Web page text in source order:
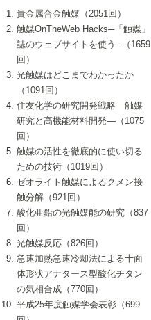
8号 高機能化ポリオレフィンに向けた重合
触媒の最近の進展
7号 持続可能社会実現のための触媒および
触媒関連技術
5号 若手会員による触媒研究の未来展望1：
企業編
6号 第102回触媒討論会
7号 触媒・化学反応における計算化学の進
8号 若手研究者による触媒研究の未来展望
2：大学・研究所編
5号 こんな物質，あんな物質―新たな触媒
の可能性―
7号 『結晶の化学』を活かした触媒研究
8号 イオン液体の応用
5号 水素製造・貯蔵のための触媒技術の新
しい展開
6号 第98回触媒討論会
7号 基礎化学品製造の触媒技術
8号 多機能型リアクター
4号 水分解用光触媒材料
5号 時間分解分光の進歩と応用
6号 第96回触媒討論会
8号 超臨界流体を用いた化学プロセスの新
2号 第93回触媒討論会
3号 特殊エネルギー場の触媒反応
4号 生体内における金属の触媒作用
5号 ファインケミカルズの展開に寄与する
6号 第94回触媒討論会
7号 サブナノレベルでみた新しい表面現象
8号 オレフィン重合触媒の新たな展
1号 なぜこの触媒が良いのか？
2号 第91回触媒討論会
3号 最近の自動車排ガス処理技術
4号 触媒研究の現状と将来─第90回触媒討論
5号 基礎化学品製造の触媒技術
6号 第92回触媒討論会
7号 基礎化学品製造の触媒技術
8号 資源の循環と触媒技術
▼44巻（2002年）
1号 高次制御された触媒の化学
2号 第89回触媒討論会
3号 触媒を利用した電気化学の新展開
4号 ナノ材料の調製と機能化
5号 こんな触媒が欲しい
6号 第90回触媒討論会
7号 触媒研究と学術雑誌/情報
8号 若い世代からみた触媒化学の現状と未
▼43巻（2001年）
1号 グリーンケミストリーと触媒
2号 第87回触媒討論会特集号
3号 生体触媒とバイオプロセス
4号 水素製造・利用の触媒化学
5号 触媒研究における新しい切り口：コン
ビナトリアルケミストリー
6号 第88回触媒討論会特集号
7号 企業における触媒研究のブレークスル
8号 この材料を触媒として使ってみません
▼42巻（2000年）
1号 触媒反応工学の明日を拓く
2号 第85回触媒討論会
3号 反応ダイナミクス
5号 触媒のおもしろさをどのように伝える
6号 第86回触媒討論会
7号 水素化精製触媒の新しい展開
8号 新しい反応性と機能性を目指した金属
クラスタ-化学
▼41巻（1999年）
1号 孔、穴、あな?-特異な空間とその利用-
2号 第83回触媒討論会
3号 均一系触媒反応最前線
4号 実用炭素材料の新展開
5号 研究の方法論を考える
7号 機能性金属材料と触媒
8号 触媒研究へのNMRの応用と展望
▼40巻（1998年）
進展と21世紀への提言/創立40周年記念・触
媒学会この10年の歩みとこれから/創立40周
2号 第81回触媒討論会
3号 計算機触媒化学へのさそい
4号 触媒劣化の制御と予測
5号 最新の実用プロセスと触媒
6号 第82回触媒討論会
7号 ナノ構造体の化学
8号 あの反応は今
1号 均一系と不均一系触媒反応-その特徴と
接点
2号 第79回触媒討論会
3号 最新NO除去触媒の実用化研究
4号 新しい反応場を目指した触媒調製
5号 反応・分離技術の新しい展開
6号 第80回触媒討論会
8号 AFMでみる世界
▼38巻（1996年）
1号 触媒の構造と触媒作用/C1化学を中心と
する21世紀への触媒
3号 オリンピックメダル:金・銀・銅はどん
な触媒作用を示すか
4号 触媒作用における機能の複合化
5号 未来を拓け！若手研究者
6号 第78回触媒討論会
7号 ダイナミックな領域への触媒研究の展
開/C1化学を中心とする21世紀への触媒
▼37巻（1995年）
1号 ファインケミカルズと固体触媒
2号 第75回触媒討論会
3号 希土類を利用した触媒
4号 触媒とリサイクル
5号 エネルギー変換触媒
6号 第76回触媒討論会
7号 表面吸着相の新しい展開
8号 マイクロポーラス・クリスタル触媒の
▼36巻（1994年）
1号 電気化学と触媒
2号 第73回触媒討論会
3号 C4化学の展開
4号 《通常号》
5号 《通常号》
6号 第74回触媒討論会
▼35巻（1993年）
1号 工業触媒開発マニュアル―探索から工
業化まで
2号 第71回触媒討論会
3号 研究開発のうらおもて―着想と展開
4号 触媒劣化と寿命の予測
5号 環境に優しい触媒
▼34巻（1992年）
1号 インパクトを与えたこの研究
2号 第69回触媒討論会
3号 ケミカルズ合成触媒―新しい展開と応
▼33巻（1991年）
1号 触媒プロセス開発マニュアル―探索か
ら工業化まで，知っておきたいこと PartII
2号 第67回触媒討論会
▼32巻（1990年）
1号 21世紀に向けて触媒研究の飛躍をめざ
す―触媒化学の裾野を広げよう
2号 第65回触媒討論会
▼31巻（1989年）
1号 情報科学と反応設計・材料設計
▼30巻（1988年）
貴金属合金触媒（2051回）
触媒OnTheWeb Hacks─「触媒」
誌のウェブサイトを使う─（1659
回）
光触媒はどこまでわかったか
（1091回）
住友化学の研究開発戦略―触媒
研究と高機能材料開発―（1075
回）
触媒の活性を徹底的に使い切る
ための技術（1019回）
ゼオライト触媒によるクメン接
触分解（921回）
酸化亜鉛の光触媒能の研究（837
回）
光触媒反応（826回）
急速加熱急速冷却法による十面
体形状アナタース型酸化チタン
の気相合成（770回）
平成25年度触媒学会表彰（699